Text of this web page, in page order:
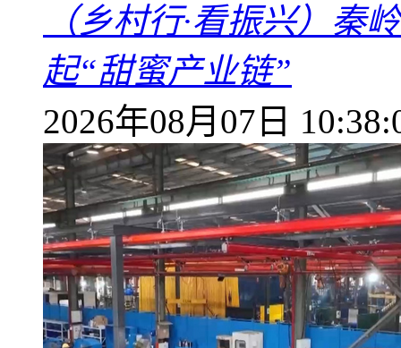
（乡村行·看振兴）秦
起“甜蜜产业链”
2026年08月07日